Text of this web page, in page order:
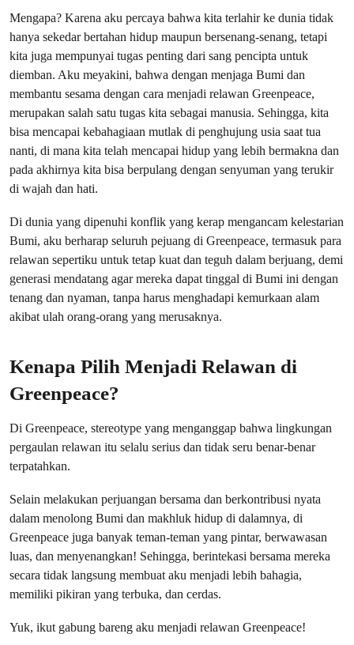
Mengapa? Karena aku percaya bahwa kita terlahir ke dunia tidak
hanya sekedar bertahan hidup maupun bersenang-senang, tetapi
kita juga mempunyai tugas penting dari sang pencipta untuk
diemban. Aku meyakini, bahwa dengan menjaga Bumi dan
membantu sesama dengan cara menjadi relawan Greenpeace,
merupakan salah satu tugas kita sebagai manusia. Sehingga, kita
bisa mencapai kebahagiaan mutlak di penghujung usia saat tua
nanti, di mana kita telah mencapai hidup yang lebih bermakna dan
pada akhirnya kita bisa berpulang dengan senyuman yang terukir
di wajah dan hati.
Di dunia yang dipenuhi konflik yang kerap mengancam kelestarian
Bumi, aku berharap seluruh pejuang di Greenpeace, termasuk para
relawan sepertiku untuk tetap kuat dan teguh dalam berjuang, demi
generasi mendatang agar mereka dapat tinggal di Bumi ini dengan
tenang dan nyaman, tanpa harus menghadapi kemurkaan alam
akibat ulah orang-orang yang merusaknya.
Kenapa Pilih Menjadi Relawan di
Greenpeace?
Di Greenpeace, stereotype yang menganggap bahwa lingkungan
pergaulan relawan itu selalu serius dan tidak seru benar-benar
terpatahkan.
Selain melakukan perjuangan bersama dan berkontribusi nyata
dalam menolong Bumi dan makhluk hidup di dalamnya, di
Greenpeace juga banyak teman-teman yang pintar, berwawasan
luas, dan menyenangkan! Sehingga, berintekasi bersama mereka
secara tidak langsung membuat aku menjadi lebih bahagia,
memiliki pikiran yang terbuka, dan cerdas.
Yuk, ikut gabung bareng aku menjadi relawan Greenpeace!